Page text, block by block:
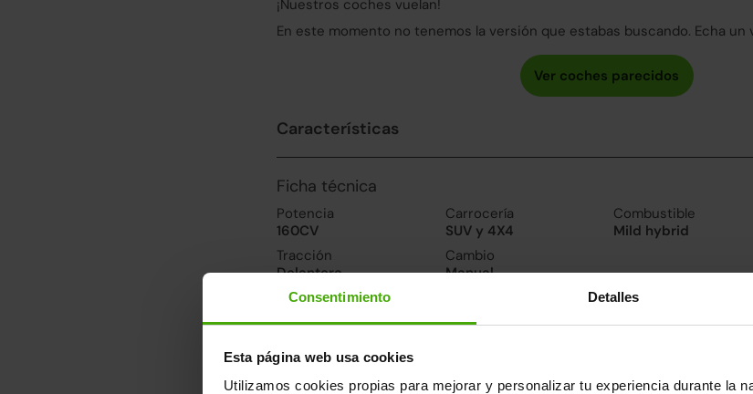
Consentimiento Detalles
Esta página web usa cookies
Utilizamos cookies propias para mejorar y personalizar tu experiencia durante la
¡Nuestros coches vuelan!
En este momento no tenemos la versión que estabas buscando. Echa
Características
Ficha técnica
Potencia
160CV
Carrocería
SUV y 4X4
Combustible
Mild hybrid
Tracción
Delantera
Cambio
Manual
Prestaciones, consumo y emisiones
Velocidad máxima